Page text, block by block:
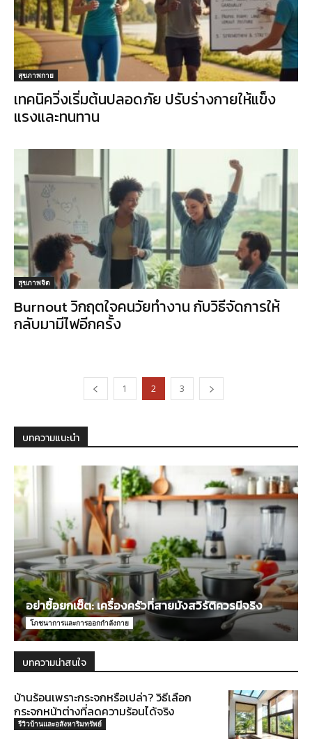
สุขภาพกาย
เทคนิควิ่งเริ่มต้นปลอดภัย ปรับร่างกายให้แข็ง
แรงและทนทาน
สุขภาพจิต
Burnout วิกฤตใจคนวัยทำงาน กับวิธีจัดการให้
กลับมามีไฟอีกครั้ง
1 2 3
บทความแนะนำ
อย่าซื้อยกเซ็ต: เครื่องครัวที่สายมังสวิรัติควรมีจริง
โภชนาการและการออกกำลังกาย
บทความน่าสนใจ
บ้านร้อนเพราะกระจกหรือเปล่า? วิธีเลือก
กระจกหน้าต่างที่ลดความร้อนได้จริง
รีวิวบ้านและอสังหาริมทรัพย์